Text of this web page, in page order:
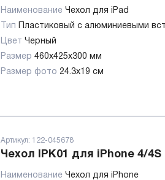
Наименование Чехол для iPad
Тип
Пластиковый с алюминиевыми
Цвет Черный
Размер 460x425x300 мм
Размер фото 24.3x19 см
Артикул: 122-045678
Чехол IPK01 для iPhone 4/4S
Наименование Чехол для iPhone